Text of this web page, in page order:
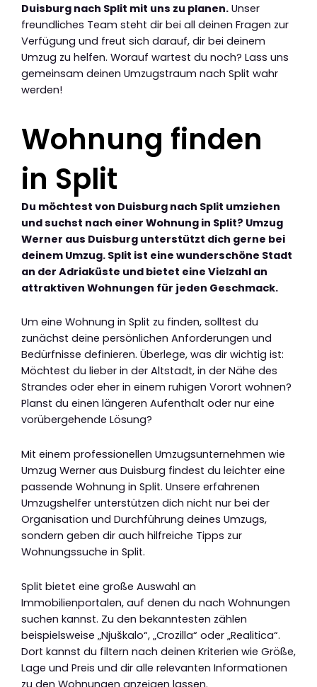
Duisburg nach Split mit uns zu planen. Unser
freundliches Team steht dir bei all deinen Fragen zur
Verfügung und freut sich darauf, dir bei deinem
Umzug zu helfen. Worauf wartest du noch? Lass uns
gemeinsam deinen Umzugstraum nach Split wahr
werden!
Wohnung finden
in Split
Du möchtest von Duisburg nach Split umziehen
und suchst nach einer Wohnung in Split? Umzug
Werner aus Duisburg unterstützt dich gerne bei
deinem Umzug. Split ist eine wunderschöne Stadt
an der Adriaküste und bietet eine Vielzahl an
attraktiven Wohnungen für jeden Geschmack.
Um eine Wohnung in Split zu finden, solltest du
zunächst deine persönlichen Anforderungen und
Bedürfnisse definieren. Überlege, was dir wichtig ist:
Möchtest du lieber in der Altstadt, in der Nähe des
Strandes oder eher in einem ruhigen Vorort wohnen?
Planst du einen längeren Aufenthalt oder nur eine
vorübergehende Lösung?
Mit einem professionellen Umzugsunternehmen wie
Umzug Werner aus Duisburg findest du leichter eine
passende Wohnung in Split. Unsere erfahrenen
Umzugshelfer unterstützen dich nicht nur bei der
Organisation und Durchführung deines Umzugs,
sondern geben dir auch hilfreiche Tipps zur
Wohnungssuche in Split.
Split bietet eine große Auswahl an
Immobilienportalen, auf denen du nach Wohnungen
suchen kannst. Zu den bekanntesten zählen
beispielsweise „Njuškalo“, „Crozilla“ oder „Realitica“.
Dort kannst du filtern nach deinen Kriterien wie Größe,
Lage und Preis und dir alle relevanten Informationen
zu den Wohnungen anzeigen lassen.